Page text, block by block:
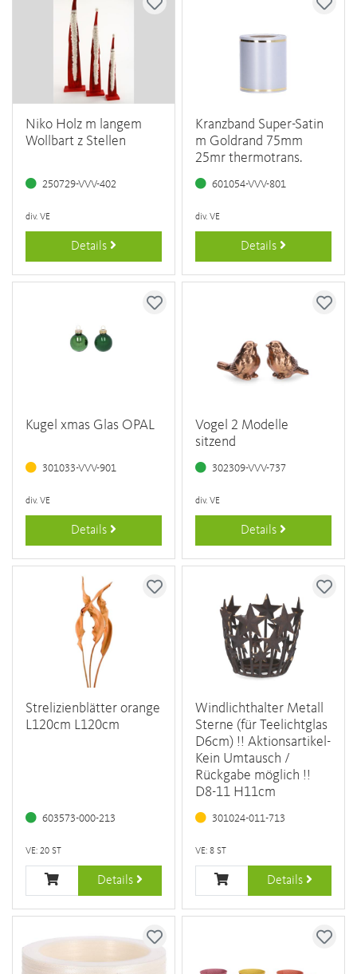
Niko Holz m langem
Wollbart z Stellen
250729-VVV-402
div. VE
Details
Kranzband Super-Satin
m Goldrand 75mm
25mr thermotrans.
601054-VVV-801
div. VE
Details
Kugel xmas Glas OPAL
301033-VVV-901
div. VE
Details
Vogel 2 Modelle
sitzend
302309-VVV-737
div. VE
Details
Strelizienblätter orange
L120cm L120cm
603573-000-213
VE: 20 ST
Details
Windlichthalter Metall
Sterne (für Teelichtglas
D6cm) !! Aktionsartikel-
Kein Umtausch /
Rückgabe möglich !!
D8-11 H11cm
301024-011-713
VE: 8 ST
Details